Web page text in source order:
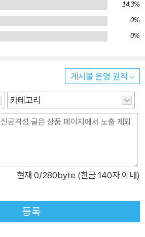
이거나 자연스러운 것이 아니었음을 상
을 모두가 공유하는 공적 자원인 공유
(commoning)와 같은 ‘일’을 권장하면
와 힘”(40면)을 인정했다. 이 시기에는
혹한 노동으로부터 어느정도 시간을 보
도 휴경하며 긴 축제를 벌였던 중세 유
의무적으로 정치에 많은 시간을 헌신하
는 관계가 되어버리기 이전의 시간 풍
화해왔다고 말하며 노동이 본격적으로
세기 ‘산업혁명’ 전후로 꼽는다. 그보다
14.3%
0%
0%
게시물 운영 원칙
카테고리
현재 0/280byte (한글 140자 이내)
등록